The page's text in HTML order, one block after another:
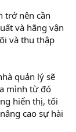
trở nên cần
và hãng vận
và thu thập
quản lý sẽ
mình từ đó
hiển thị, tối
cao sự hài